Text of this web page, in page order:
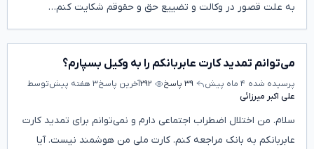
به علت قصور در وکالت و تضییع حق و حقوقم شکایت کنم…
می‌توانم تمدید کارت عابربانکم را به وکیل بسپارم؟
پرسیده شده ۴ ماه پیش ۳۹ پاسخ ۲۹۲آخرین پاسخ۳ هفته پیش
توسط
علی اکبر میرزائی
سلام. من اختلال اضطراب اجتماعی دارم و نمی‌توانم برای تمدید کارت
عابربانکم به بانک مراجعه کنم. کارت ملی من هوشمند نیست. آیا